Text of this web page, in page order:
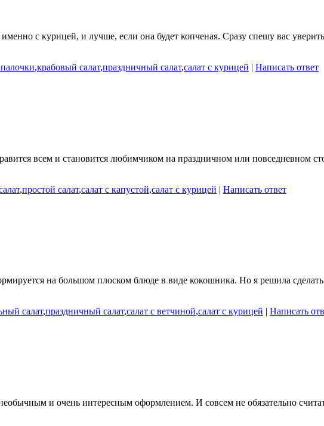
с курицей, и лучше, если она будет копченая. Сразу спешу вас
,крабовый салат,праздничный салат,салат с курицей | Написать ответ
всем и становится любимчиком на праздничном или повседневном
,простой салат,салат с капустой,салат с курицей | Написать ответ
на большом плоском блюде в виде кокошника. Но я решила
салат,праздничный салат,салат с ветчиной,салат с курицей | Написать
и очень интересным оформлением. И совсем не обязательно